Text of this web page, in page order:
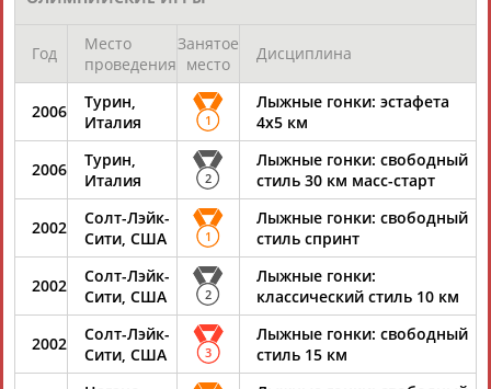
огромный успех для российских лыж
...итогам сезона Кубка мира, до неё третье место занимала
Чепалова. Кубок мира в мужском зачете последний
(Проект: Информационное агентство СТАДИОН
Лыжница Наталья Непряева стала второй в общем зачёте
Кубка мира
...16-е место (+1.59,7), Мария Истомина - 33-е (+3.56,0), Юлия
Белорукова - 50-е (+6.24,7). Победу в общем зачёте... ...мира.
Последний раз подобного достижения добиваласьЮлия
Чепалова, которая тогда стала третьей. Непряева
является...
(Проект:Информационное агентство СТАДИОН)
Лыжник Василий Пушкин был дисквалифицирован за
Год
Место
проведения
Занятое
место
Дисциплина
2006
Турин,
Италия
1
Лыжные гонки: эстафета
4х5 км
2006
Турин,
Италия
2
Лыжные гонки: свободный
стиль 30 км масс-старт
2002
Солт-Лэйк-
Сити, США
1
Лыжные гонки: свободный
стиль спринт
2002
Солт-Лэйк-
Сити, США
2
Лыжные гонки:
классический стиль 10 км
2002
Солт-Лэйк-
Сити, США
3
Лыжные гонки: свободный
стиль 15 км